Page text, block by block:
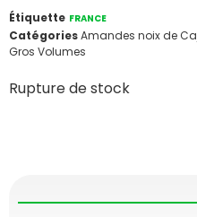
CatégoriesAmandes noix de
Gros Volumes
Étiquette FRANCE
Rupture de stock